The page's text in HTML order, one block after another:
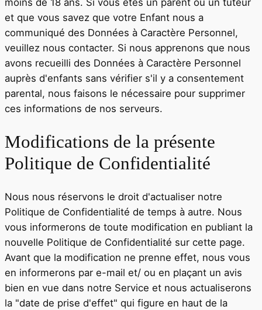
et que vous savez que votre Enfant nous a
communiqué des Données à Caractère Personnel,
veuillez nous contacter. Si nous apprenons que nous
avons recueilli des Données à Caractère Personnel
auprès d'enfants sans vérifier s'il y a consentement
parental, nous faisons le nécessaire pour supprimer
ces informations de nos serveurs.
Modifications de la présente
Politique de Confidentialité
Nous nous réservons le droit d'actualiser notre
Politique de Confidentialité de temps à autre. Nous
vous informerons de toute modification en publiant la
nouvelle Politique de Confidentialité sur cette page.
Avant que la modification ne prenne effet, nous vous
en informerons par e-mail et/ ou en plaçant un avis
bien en vue dans notre Service et nous actualiserons
la "date de prise d'effet" qui figure en haut de la